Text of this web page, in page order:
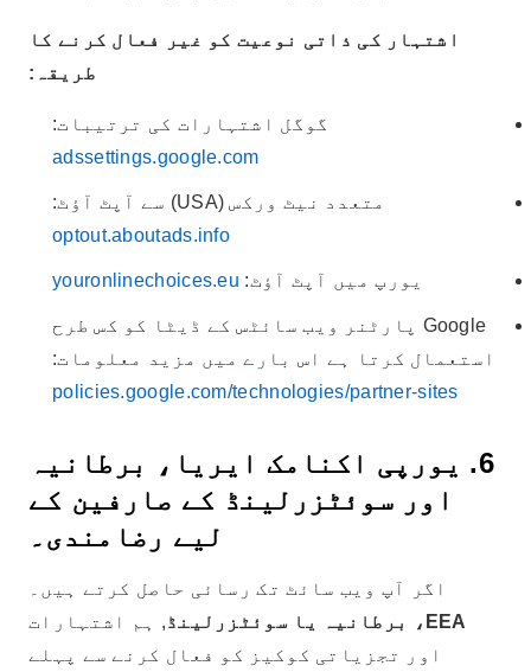
اشتہار کی ذاتی نوعیت کو غیر فعال کرنے کا
طریقہ:
گوگل اشتہارات کی ترتیبات:
adssettings.google.com
متعدد نیٹ ورکس (USA) سے آپٹ آؤٹ:
optout.aboutads.info
یورپ میں آپٹ آؤٹ: youronlinechoices.eu
Google پارٹنر ویب سائٹس کے ڈیٹا کو کس طرح
استعمال کرتا ہے اس بارے میں مزید معلومات:
policies.google.com/technologies/partner-sites
6. یورپی اکنامک ایریا، برطانیہ
اور سوئٹزرلینڈ کے صارفین کے
لیے رضامندی۔
اگر آپ ویب سائٹ تک رسائی حاصل کرتے ہیں۔
EEA، برطانیہ یا سوئٹزرلینڈ
, ہم اشتہارات
اور تجزیاتی کوکیز کو فعال کرنے سے پہلے